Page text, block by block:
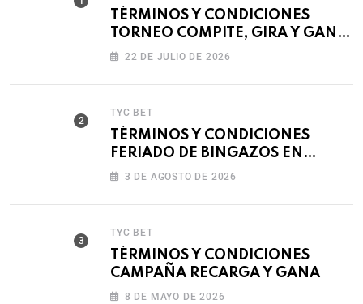
TÉRMINOS Y CONDICIONES
TORNEO COMPITE, GIRA Y GANA
🎰 22 DE JULIO DE 2026
TYC BET
TÉRMINOS Y CONDICIONES
FERIADO DE BINGAZOS EN
BET593
3 DE AGOSTO DE 2026
TYC BET
TÉRMINOS Y CONDICIONES
CAMPAÑA RECARGA Y GANA
8 DE MAYO DE 2026